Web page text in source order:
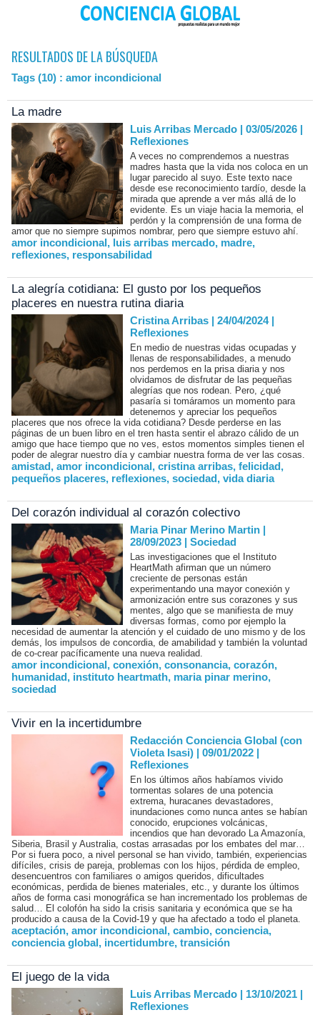
RESULTADOS DE LA BÚSQUEDA
Tags (10) : amor incondicional
La madre
Luis Arribas Mercado | 03/05/2026 |
Reflexiones
A veces no comprendemos a nuestras
madres hasta que la vida nos coloca en un
lugar parecido al suyo. Este texto nace
desde ese reconocimiento tardío, desde la
mirada que aprende a ver más allá de lo
evidente. Es un viaje hacia la memoria, el
perdón y la comprensión de una forma de
amor que no siempre supimos nombrar, pero que siempre estuvo ahí.
amor incondicional, luis arribas mercado, madre,
reflexiones, responsabilidad
La alegría cotidiana: El gusto por los pequeños
placeres en nuestra rutina diaria
Cristina Arribas | 24/04/2024|
Reflexiones
En medio de nuestras vidas ocupadas y
llenas de responsabilidades, a menudo
nos perdemos en la prisa diaria y nos
olvidamos de disfrutar de las pequeñas
alegrías que nos rodean. Pero, ¿qué
pasaría si tomáramos un momento para
detenernos y apreciar los pequeños
placeres que nos ofrece la vida cotidiana? Desde perderse en las
páginas de un buen libro en el tren hasta sentir el abrazo cálido de un
amigo que hace tiempo que no ves, estos momentos simples tienen el
poder de alegrar nuestro día y cambiar nuestra forma de ver las cosas.
amistad, amor incondicional, cristina arribas, felicidad,
pequeños placeres, reflexiones, sociedad, vida diaria
Del corazón individual al corazón colectivo
Maria Pinar Merino Martin |
28/09/2023 |Sociedad
Las investigaciones que el Instituto
HeartMath afirman que un número
creciente de personas están
experimentando una mayor conexión y
armonización entre sus corazones y sus
mentes, algo que se manifiesta de muy
diversas formas, como por ejemplo la
necesidad de aumentar la atención y el cuidado de uno mismo y de los
demás, los impulsos de concordia, de amabilidad y también la voluntad
de co-crear pacíficamente una nueva realidad.
amor incondicional, conexión, consonancia, corazón,
humanidad, instituto heartmath, maria pinar merino,
sociedad
Vivir en la incertidumbre
Redacción Conciencia Global (con
Violeta Isasi) | 09/01/2022 |
Reflexiones
En los últimos años habíamos vivido
tormentas solares de una potencia
extrema, huracanes devastadores,
inundaciones como nunca antes se habían
conocido, erupciones volcánicas,
incendios que han devorado La Amazonía,
Siberia, Brasil y Australia, costas arrasadas por los embates del mar…
Por si fuera poco, a nivel personal se han vivido, también, experiencias
difíciles, crisis de pareja, problemas con los hijos, pérdida de empleo,
desencuentros con familiares o amigos queridos, dificultades
económicas, perdida de bienes materiales, etc., y durante los últimos
años de forma casi monográfica se han incrementado los problemas de
salud… El colofón ha sido la crisis sanitaria y económica que se ha
producido a causa de la Covid-19 y que ha afectado a todo el planeta.
aceptación, amor incondicional, cambio, conciencia,
conciencia global, incertidumbre, transición
El juego de la vida
Luis Arribas Mercado | 13/10/2021 |
Reflexiones